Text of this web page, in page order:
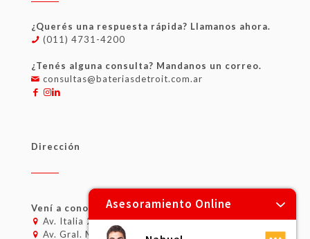
¿Querés una respuesta rápida? Llamanos ahora.
(011) 4731-4200
¿Tenés alguna consulta? Mandanos un correo.
consultas@bateriasdetroit.com.ar
Dirección
Vení a conocer nuestros locales:
Av. Italia 262, Tigre, Buenos Aires, Argentina.
Av. Gral. Mosconi 2300, CABA.
Asesoramiento Online